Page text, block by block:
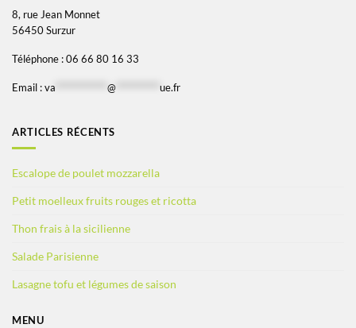
8, rue Jean Monnet
56450 Surzur
Téléphone : 06 66 80 16 33
Email : va @ ue.fr
ARTICLES RÉCENTS
Escalope de poulet mozzarella
Petit moelleux fruits rouges et ricotta
Thon frais à la sicilienne
Salade Parisienne
Lasagne tofu et légumes de saison
MENU